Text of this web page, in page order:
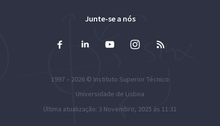
Junte-se a nós
1997 – 2026 © Instituto Superior Técnico
Universidade de Lisboa
Última atualização: 3 Novembro, 2025 às 11:31